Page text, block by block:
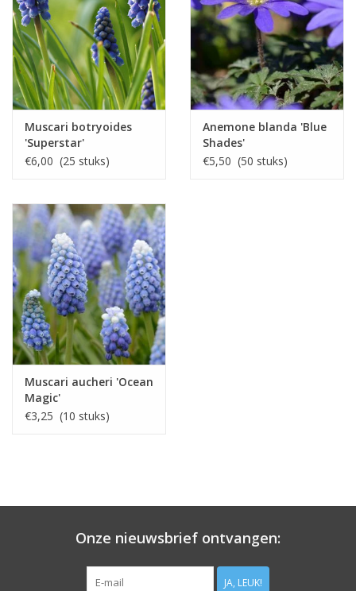
Muscari botryoides
'Superstar'
€6,00 (25 stuks)
Anemone blanda 'Blue
Shades'
€5,50 (50 stuks)
Muscari aucheri 'Ocean
Magic'
€3,25 (10 stuks)
Onze nieuwsbrief ontvangen:
JA, LEUK!